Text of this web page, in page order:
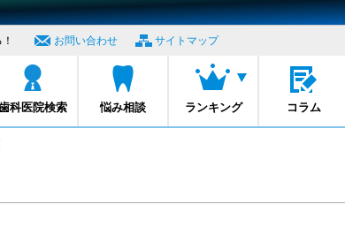
ロナビ
科医院検索 悩み相談 ランキング コラム
お問い合わせ サイトマップ